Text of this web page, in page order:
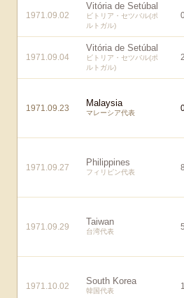
1971.09.02
Vitória de Setúbal
ビトリア・セツバル(ポ
ルトガル)
1971.09.04
Vitória de Setúbal
ビトリア・セツバル(ポ
ルトガル)
2
1971.09.23 Malaysia
マレーシア代表
1971.09.27 Philippines
フィリピン代表 8
1971.09.29 Taiwan
台湾代表 5
1971.10.02 South Korea
韓国代表 1